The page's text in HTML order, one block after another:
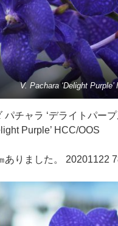
V. Pachara ‘Delight Purple’
チャラ ‘デライトパープ
Purple’ HCC/OOS
ありました。 20201122